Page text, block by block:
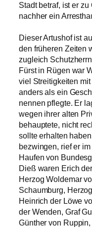
Stadt betraf, ist er
nachher ein
Dieser Artushof ist
den früheren Zeiten
zugleich
Fürst in Rügen war
viel Streitigkeiten
anders als ein
nennen pflegte. Er
wegen ihrer alten
behauptete, nicht
sollte erhalten
bezwingen, rief er
Haufen von
Dieß waren Erich
Herzog Woldemar
Schaumburg,
Heinrich der Löwe
der Wenden, Graf
Günther von